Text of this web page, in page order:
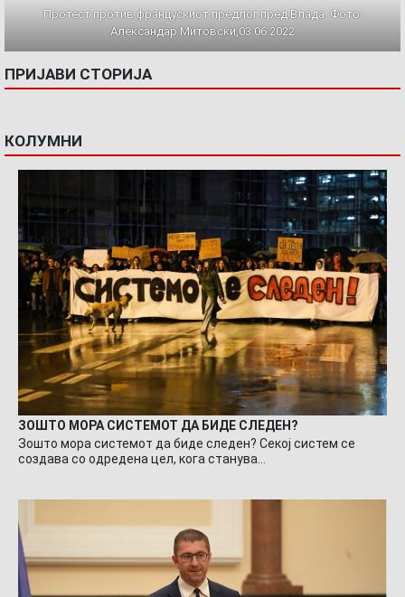
Протест против францускиот предлог пред Влада. Фото:
Александар Митовски,03.06.2022
ПРИЈАВИ СТОРИЈА
КОЛУМНИ
ЗОШТО МОРА СИСТЕМОТ ДА БИДЕ СЛЕДЕН?
Зошто мора системот да биде следен? Секој систем се
создава со одредена цел, кога станува…